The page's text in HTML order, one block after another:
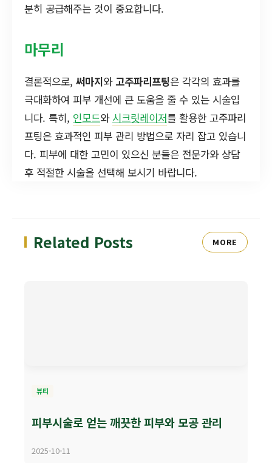
분히 공급해주는 것이 중요합니다.
마무리
결론적으로, 써마지와고주파리프팅은 각각의 효과를
극대화하여 피부 개선에 큰 도움을 줄 수 있는 시술입
니다. 특히, 인모드와 시크릿레이저를 활용한 고주파리
프팅은 효과적인 피부 관리 방법으로 자리 잡고 있습니
다. 피부에 대한 고민이 있으신 분들은 전문가와 상담
후 적절한 시술을 선택해 보시기 바랍니다.
Related Posts MORE
뷰티
피부시술로 얻는 깨끗한 피부와 모공 관리
2025-10-11